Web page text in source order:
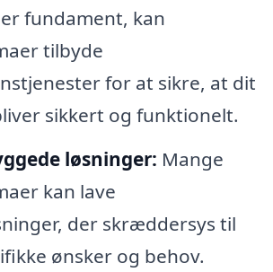
fundament, kan
tilbyde
for at sikre, at dit
sikkert og funktionelt.
løsninger: Mange
kan lave
der skræddersys til
ønsker og behov.